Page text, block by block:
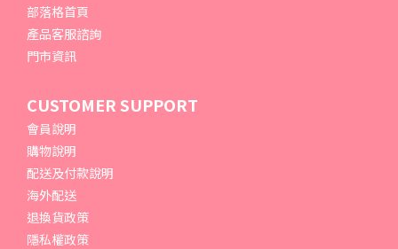
部落格首頁
產品客服諮詢
門市資訊
CUSTOMER SUPPORT
會員說明
購物說明
配送及付款說明
海外配送
退換貨政策
隱私權政策